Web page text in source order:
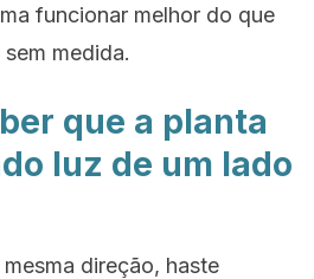
funcionar melhor do que
medida.
que a planta
luz de um lado
direção, haste